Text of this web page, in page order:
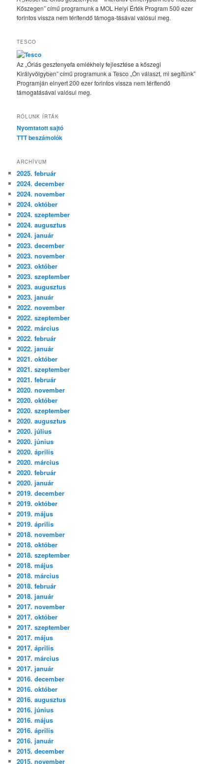
Kőszegen” című programunk a MOL Helyi Érték Program 500 ezer
forintos vissza nem térítendő támoga-tásával valósul meg.
TESCO
Az „Óriás gesztenyefa emlékhely fejlesztése a kőszegi
Királyvölgyben” című programunk a Tesco „Ön választ, mi segítünk”
Programján elnyert 200 ezer forintos vissza nem térítendő
támogatásával valósul meg.
RÓLUNK ÍRTÁK
Nyomtatott sajtó
TTT beszámolók
ARCHÍVUM
2025. február
2024. december
2024. november
2024. október
2024. szeptember
2024. augusztus
2024. január
2023. december
2023. november
2023. október
2023. szeptember
2023. augusztus
2023. január
2022. november
2022. szeptember
2022. március
2022. február
2022. január
2021. október
2021. szeptember
2021. február
2020. november
2020. október
2020. szeptember
2020. augusztus
2020. július
2020. június
2020. április
2020. március
2020. február
2020. január
2019. december
2019. október
2019. május
2019. április
2018. november
2018. október
2018. szeptember
2018. május
2018. március
2018. február
2018. január
2017. november
2017. október
2017. szeptember
2017. május
2017. április
2017. március
2017. január
2016. december
2016. október
2016. augusztus
2016. június
2016. május
2016. április
2016. január
2015. december
2015. november